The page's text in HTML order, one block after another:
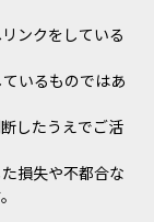
ンクをしている
いるものではあ
したうえでご活
損失や不都合な